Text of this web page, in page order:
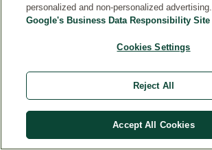
personalized and non-personalized advertising.
Google's Business Data Responsibility Site
Cookies Settings
Reject All
Accept All Cookies